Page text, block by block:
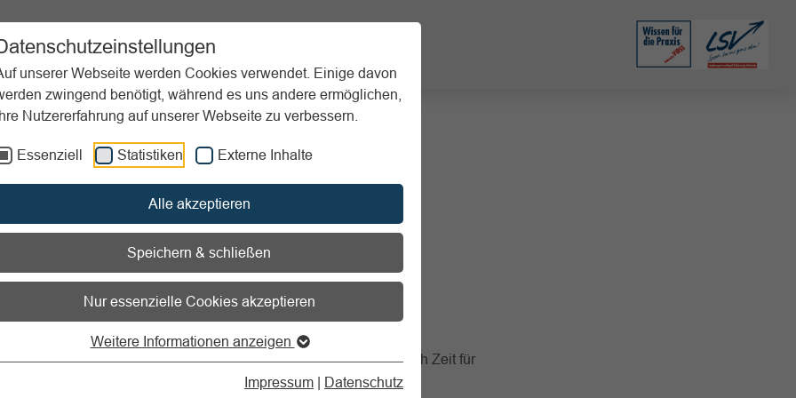
unserer Webseite werden Cookies verwendet. Einige davon
zwingend benötigt, während es uns andere ermöglichen,
Nutzererfahrung auf unserer Webseite zu verbessern.
Essenziell Statistiken Externe Inhalte
Alle akzeptieren
Speichern & schließen
Nur essenzielle Cookies akzeptieren
Weitere Informationen anzeigen
Impressum | Datenschutz
Sportpraxis Aktuelles
Konzeptionsphase Finanzplanung
zum Readspeaker öffnen
nix los!
Vorbereitung einer Vereinsveranstaltung starten, sollten Sie sich Zeit für